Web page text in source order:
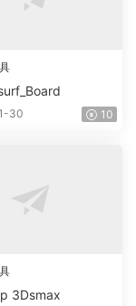
30 10
3Dsmax